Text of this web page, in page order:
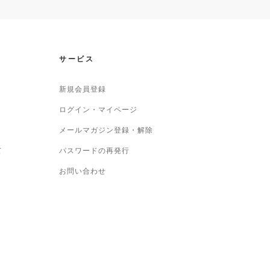
サービス
新規会員登録
ログイン・マイページ
メールマガジン登録・解除
パスワードの再発行
お問い合わせ